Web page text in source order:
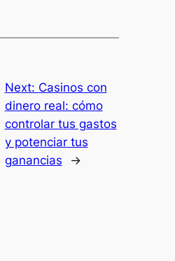
Next: Casinos con
dinero real: cómo
controlar tus gastos
y potenciar tus
ganancias
→